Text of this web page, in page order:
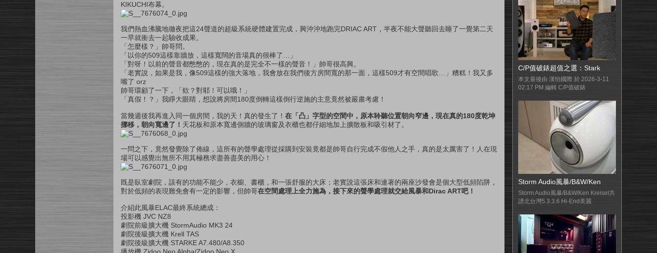
KIKUCHI布幕。
我們熱血沸騰地徹夜把這24聲道的超級系統硬體建置完成，興沖沖地跑完DRIAC ART，半夜不能大聲聽回去睡了一覺第二天
一早就衝去一起驗收成果。
「怎麼樣？」帥哥問。
「以你的509這樣靠牆放，這樣寬闊的音場真的很棒了…」
「對呀！以前的聲音都憋憋的，現在真的是完全不一樣的聲音！」帥哥很高興。
「老實說，如果是我，像509這樣的強大落地，我會放在我們後方房間寬的那一面，這樣509才有空間唱歌…」糟糕！我又多
嘴了 orz
帥哥環顧了一下，「欸？對耶！可以哦！」
「真假！？」我睜大眼睛，想說將房間180度倒轉這樣倒行逆施的主意竟然被嚴肅考慮！
當幾週後我再進入同一個房間，我的天！真的發生了！ 在「凸」字型的空間中，原本聆聽位置朝向窄邊，現在真的180度乾坤
挪移，朝向寬邊了！ 天花板和原本寬邊側牆的玻璃窗及衣櫃也都仔細地加上擴散板和吸引材了。
一問之下，竟然發覺除了佈線，這所有的聲學處理從採購到安裝竟都是帥哥自行完成不假他人之手，真的是太厲害了！人在現
場可以感覺出無所不用其極務求盡善盡美的用心！
既是臥室劇院，該有的功能不能少，衣櫥、書櫃，和一張舒服的大床；老實說這張床和連著的兩座沙發會是個大型低頻陷阱，
對於低頻的表現難免會有一定的影響，但帥哥在空間處理上全力施為，接下來的聲學處理就交給風暴和Dirac ART吧！
介紹此風暴ELAC最終系統總成：
投影機 JVC NZ8
劇院前級擴大機 StormAudio MK3 24
劇院後級擴大機 Krell TAS
劇院後級擴大機 STARKE A7.480/A8.350
C/P值破錶超值之選：Stark
本文最後由 漢怡國際 於 2026-3-11
02:17 PM 編輯 C/P值破錶
Storm Audio風暴/B&W/Ken
Storm Audio風暴/B&W/Ken Kreisel共
譜北台灣5.3.3.6 Hi-End美麗